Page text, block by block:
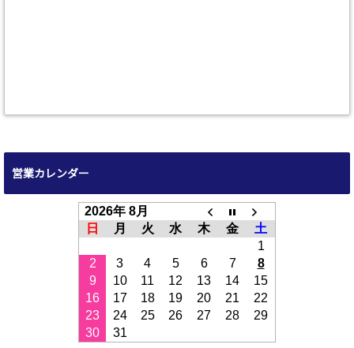
営業カレンダー
2026年 8月
日
月 火 水 木 金
土
1
2
3 4 5 6 7
8
9
10 11 12 13 14
15
16
17 18 19 20 21
22
23
24 25 26 27 28
29
30
31